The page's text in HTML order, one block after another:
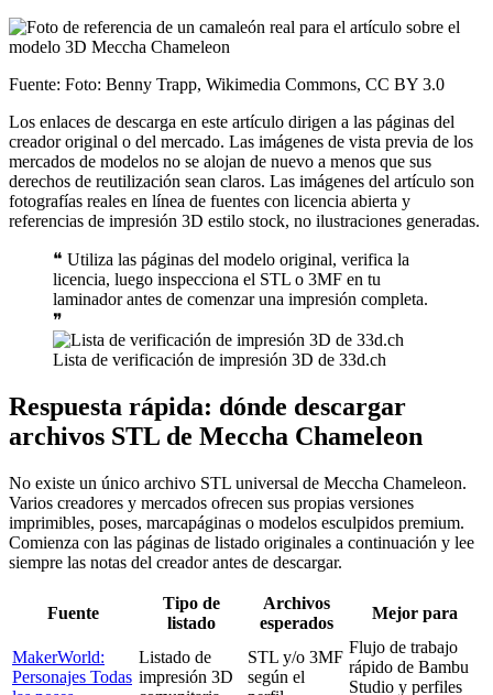
Fuente: Foto: Benny Trapp, Wikimedia Commons, CC BY 3.0
Los enlaces de descarga en este artículo dirigen a las páginas del
creador original o del mercado. Las imágenes de vista previa de los
mercados de modelos no se alojan de nuevo a menos que sus
derechos de reutilización sean claros. Las imágenes del artículo son
fotografías reales en línea de fuentes con licencia abierta y
referencias de impresión 3D estilo stock, no ilustraciones generadas.
❝ Utiliza las páginas del modelo original, verifica la
licencia, luego inspecciona el STL o 3MF en tu
laminador antes de comenzar una impresión completa.
❞
Lista de verificación de impresión 3D de 33d.ch
Respuesta rápida: dónde descargar
archivos STL de Meccha Chameleon
No existe un único archivo STL universal de Meccha Chameleon.
Varios creadores y mercados ofrecen sus propias versiones
imprimibles, poses, marcapáginas o modelos esculpidos premium.
Comienza con las páginas de listado originales a continuación y lee
siempre las notas del creador antes de descargar.
Fuente
Tipo de
listado
Archivos
esperados
Mejor para
MakerWorld:
Personajes Todas
Listado de
impresión 3D
STL y/o 3MF
según el
Flujo de trabajo
rápido de Bambu
Studio y perfiles